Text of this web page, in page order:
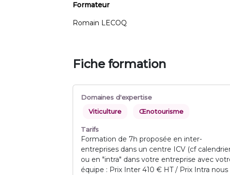
Formateur
Romain LECOQ
Fiche formation
Domaines d'expertise
Viticulture
Œnotourisme
Tarifs
Formation de 7h proposée en inter-
entreprises dans un centre ICV (cf
ou en "intra" dans votre entreprise avec
équipe : Prix Inter 410 € HT / Prix Intra nous